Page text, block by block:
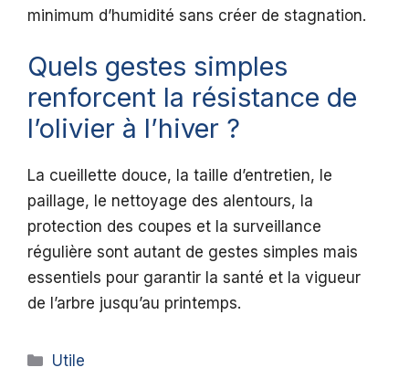
minimum d’humidité sans créer de stagnation.
Quels gestes simples
renforcent la résistance de
l’olivier à l’hiver ?
La cueillette douce, la taille d’entretien, le
paillage, le nettoyage des alentours, la
protection des coupes et la surveillance
régulière sont autant de gestes simples mais
essentiels pour garantir la santé et la vigueur
de l’arbre jusqu’au printemps.
Catégories
Utile